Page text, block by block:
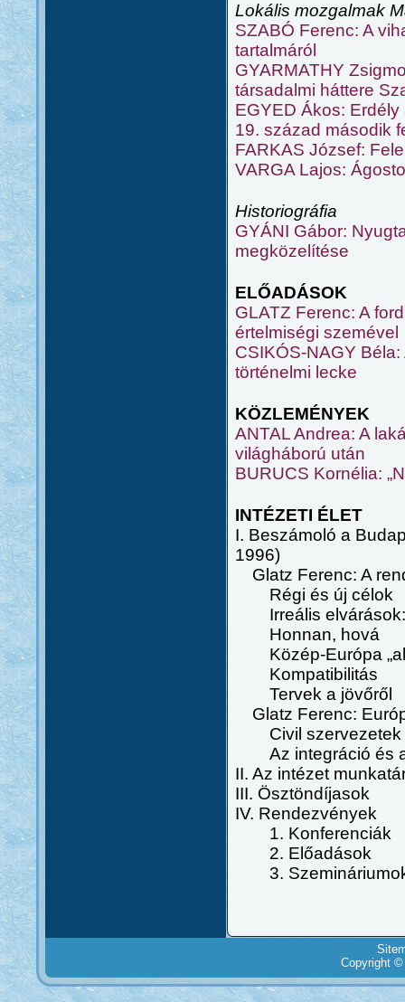
Lokális mozgalmak
SZABÓ Ferenc: A
tartalmáról
GYARMATHY
társadalmi háttere
EGYED Ákos:
19. század második
FARKAS József:
VARGA Lajos:
Historiográfia
GYÁNI Gábor:
megközelítése
ELŐADÁSOK
GLATZ Ferenc: A
értelmiségi szemével
CSIKÓS-NAGY
történelmi lecke
KÖZLEMÉNYEK
ANTAL Andrea: A
világháború után
BURUCS Kornélia:
INTÉZETI ÉLET
I. Beszámoló a
1996)
Glatz Ferenc: A
Régi és új célok
Irreális elvárások:
Honnan, hová
Közép-Európa
Kompatibilitás
Tervek a jövőről
Glatz Ferenc:
Civil szervezetek
Az integráció és a
II. Az intézet
III. Ösztöndíjasok
IV. Rendezvények
1. Konferenciák
2. Előadások
3.
Copyright ©